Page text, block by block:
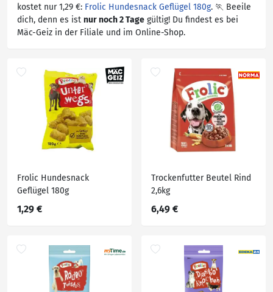
kostet nur 1,29 €: Frolic Hundesnack Geflügel 180g. 🏃 Beeile
dich, denn es ist nur noch 2 Tage gültig! Du findest es bei
Mäc-Geiz in der Filiale und im Online-Shop.
Frolic Hundesnack
Geflügel 180g
1,29 €
Trockenfutter Beutel Rind
2,6kg
6,49 €